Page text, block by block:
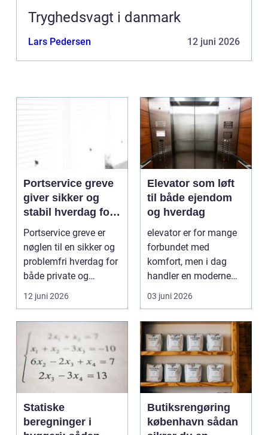
Tryghedsvagt i danmark
Lars Pedersen 12 juni 2026
Portservice greve
giver sikker og
stabil hverdag for
porte
Portservice greve er
nøglen til en sikker og
problemfri hverdag for
både private og
virksomheder, de...
12 juni 2026
Elevator som løft
til både ejendom
og hverdag
elevator er for mange
forbundet med
komfort, men i dag
handler en moderne
elevator lige så meg...
03 juni 2026
Statiske
beregninger i
Butiksrengøring
københavn sådan